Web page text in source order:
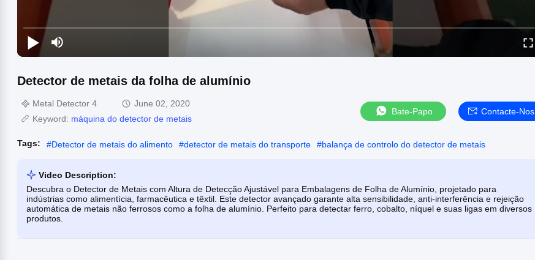
Detector de metais da folha de alumínio
Metal Detector 4
June 02, 2020
Keyword: máquina do detector de metais
Bate-Papo Contacte-Nos
Tags: #Detector de metais do alimento #detector de metais do transporte #balança de controlo do detector de metais
Video Description:
Descubra o Detector de Metais com Altura de Detecção Ajustável para Embalagens de Folha de Alumínio, projetado para
indústrias como alimentícia, farmacêutica e têxtil. Este detector avançado garante alta sensibilidade, anti-interferência e rejeição
automática de metais não ferrosos como a folha de alumínio. Perfeito para detectar ferro, cobalto, níquel e suas ligas em diversos
produtos.